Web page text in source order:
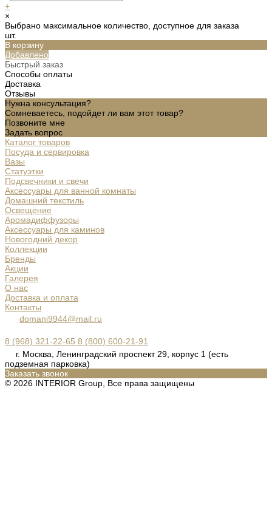
+
×
Выбрано максимальное количество, доступное для заказа
шт.
В корзину
Добавлено
Быстрый заказ
Способы оплаты
Доставка
Отзывы
Нужна консультация?
Сомневаетесь, подойдет ли вам этот товар?
Позвоните мне
Задать вопрос
Каталог товаров
Посуда и сервировка
Вазы
Статуэтки
Подсвечники и свечи
Аксессуары для ванной комнаты
Домашний текстиль
Освещение
Аромадиффузоры
Аксессуары для каминов
Новогодний декор
Коллекции
Бренды
Акции
Галерея
О нас
Доставка и оплата
Контакты
domani9944@mail.ru
8 (968) 321-22-65 8 (800) 600-21-91
г. Москва, Ленинградский проспект 29, корпус 1 (есть
подземная парковка)
Заказать звонок
© 2026 INTERIOR Group, Все права защищены